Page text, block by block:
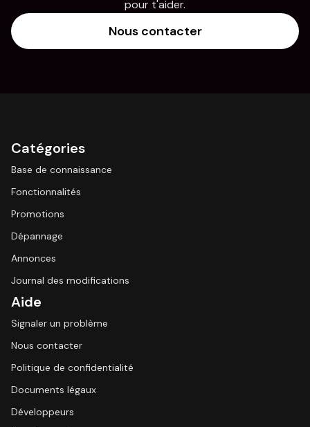
pour t'aider.
Nous contacter
Catégories
Base de connaissance
Fonctionnalités
Promotions
Dépannage
Annonces
Journal des modifications
Aide
Signaler un problème
Nous contacter
Politique de confidentialité
Documents légaux
Développeurs